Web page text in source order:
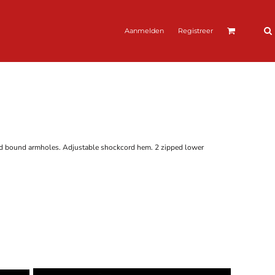
Aanmelden Registreer
armholes. Adjustable shockcord hem. 2 zipped lower